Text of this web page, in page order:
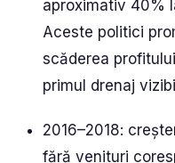
aproximativ 40%
Aceste politici
scăderea
primul drenaj
2016–2018:
fără venituri